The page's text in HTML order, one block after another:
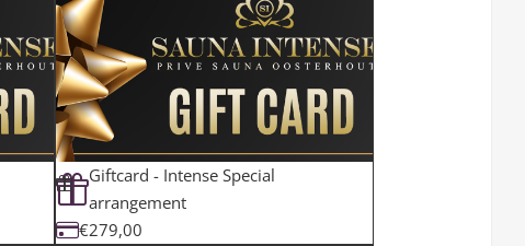
Giftcard - Intense Special
arrangement
€279,00